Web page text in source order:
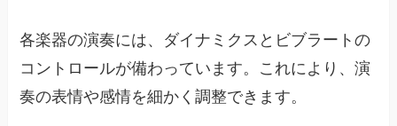
各楽器の演奏には、ダイナミクスとビブラートの
コントロールが備わっています。これにより、演
奏の表情や感情を細かく調整できます。